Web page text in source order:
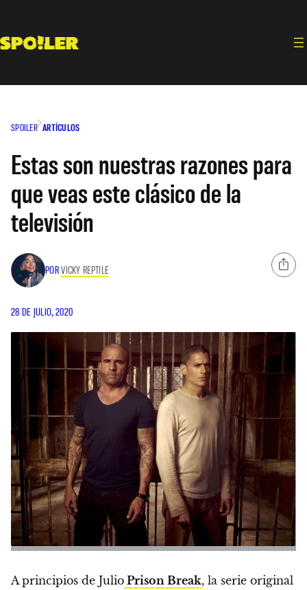
contenido
SPOILER ARTÍCULOS
Estas son nuestras razones para
que veas este clásico de la
televisión
PORVICKY REPTILE
28 DE JULIO, 2020
A principios de Julio Prison Break, la serie original